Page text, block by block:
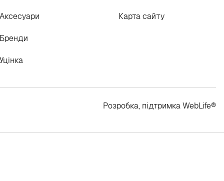
Аксесуари
Бренди
Уцінка
Карта сайту
Розробка, підтримкаWebLife®